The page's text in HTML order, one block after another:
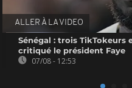
ALLER À LA VIDEO
Sénégal : trois TikTokeurs
critiqué le président Faye
07/08 - 12:53